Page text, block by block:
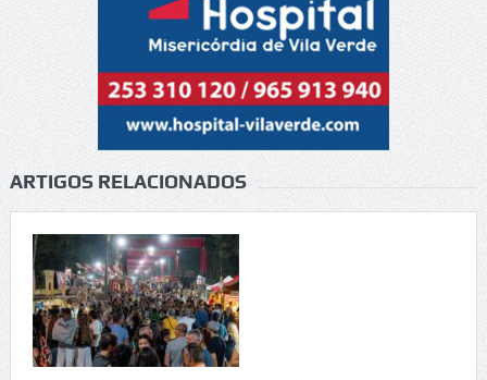
ARTIGOS RELACIONADOS